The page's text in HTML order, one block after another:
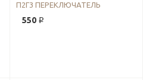
П2Г3 ПЕРЕКЛЮЧАТЕЛЬ
550 ₽